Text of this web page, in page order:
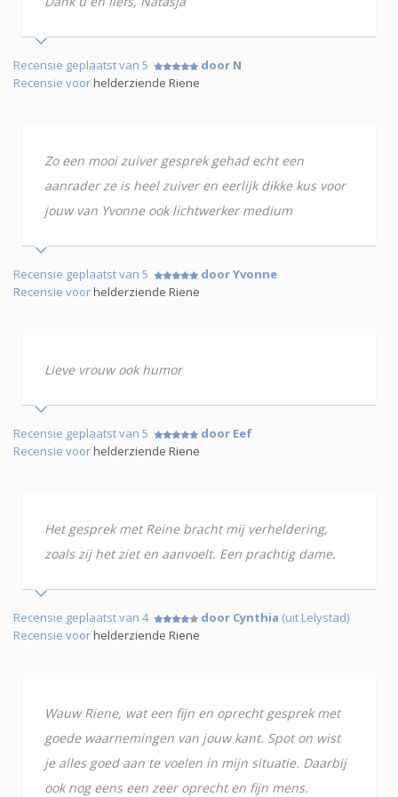
Recensie geplaatst van 5
door N
Recensie voorhelderziende Riene
Zo een mooi zuiver gesprek gehad echt een
aanrader ze is heel zuiver en eerlijk dikke kus voor
jouw van Yvonne ook lichtwerker medium
Recensie geplaatst van 5
door Yvonne
Recensie voorhelderziende Riene
Lieve vrouw ook humor
Recensie geplaatst van 5
door Eef
Recensie voorhelderziende Riene
Het gesprek met Reine bracht mij verheldering,
zoals zij het ziet en aanvoelt. Een prachtig dame.
Recensie geplaatst van 4 door Cynthia (uit Lelystad)
Recensie voorhelderziende Riene
Wauw Riene, wat een fijn en oprecht gesprek met
goede waarnemingen van jouw kant. Spot on wist
je alles goed aan te voelen in mijn situatie. Daarbij
ook nog eens een zeer oprecht en fijn mens.